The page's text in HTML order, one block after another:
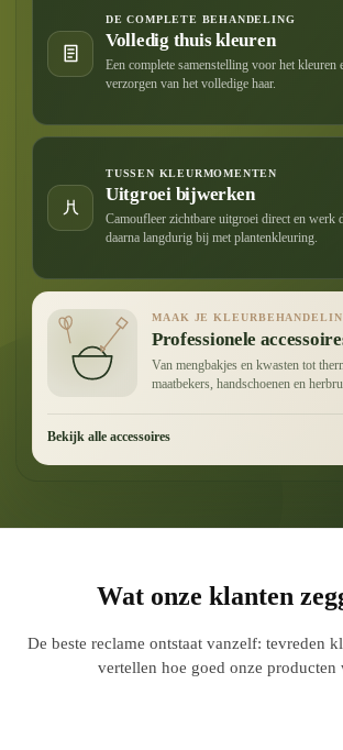
DE COMPLETE BEHANDELING
Volledig thuis kleuren
Een complete samenstelling voor het kleuren
verzorgen van het volledige haar.
TUSSEN KLEURMOMENTEN
Uitgroei bijwerken
Camoufleer zichtbare uitgroei direct en werk
daarna langdurig bij met plantenkleuring.
MAAK JE
Professionele
Van mengbakjes en kwasten tot
maatbekers, handschoenen en
Bekijk alle accessoires
Wat onze klanten
De beste reclame ontstaat vanzelf: tevreden
vertellen hoe goed onze producten